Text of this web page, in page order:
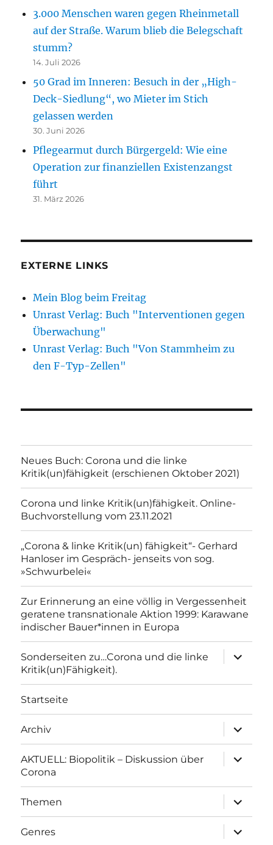
3.000 Menschen waren gegen Rheinmetall
auf der Straße. Warum blieb die Belegschaft
stumm?
14. Juli 2026
50 Grad im Inneren: Besuch in der „High-
Deck-Siedlung“, wo Mieter im Stich
gelassen werden
30. Juni 2026
Pflegearmut durch Bürgergeld: Wie eine
Operation zur finanziellen Existenzangst
führt
31. März 2026
EXTERNE LINKS
Mein Blog beim Freitag
Unrast Verlag: Buch "Interventionen gegen
Überwachung"
Unrast Verlag: Buch "Von Stammheim zu
den F-Typ-Zellen"
Neues Buch: Corona und die linke
Kritik(un)fähigkeit (erschienen Oktober 2021)
Corona und linke Kritik(un)fähigkeit. Online-
Buchvorstellung vom 23.11.2021
„Corona & linke Kritik(un) fähigkeit“- Gerhard
Hanloser im Gespräch- jenseits von sog.
»Schwurbelei«
Zur Erinnerung an eine völlig in Vergessenheit
geratene transnationale Aktion 1999: Karawane
indischer Bauer*innen in Europa
Sonderseiten zu…Corona und die linke
Kritik(un)Fähigkeit).
anzeigen
Startseite
Archiv
anzeigen
AKTUELL: Biopolitik – Diskussion über
Corona
anzeigen
Themen
anzeigen
Genres
anzeigen